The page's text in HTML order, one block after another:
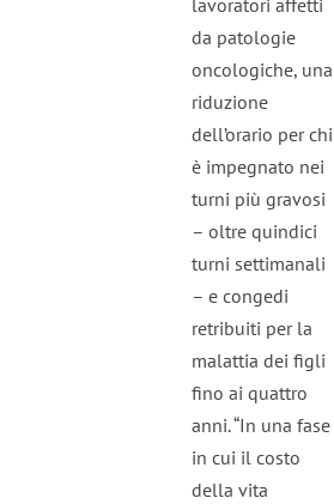
lavoratori affetti
da patologie
oncologiche, una
riduzione
dell’orario per chi
è impegnato nei
turni più gravosi
– oltre quindici
turni settimanali
– e congedi
retribuiti per la
malattia dei figli
fino ai quattro
anni. “In una fase
in cui il costo
della vita